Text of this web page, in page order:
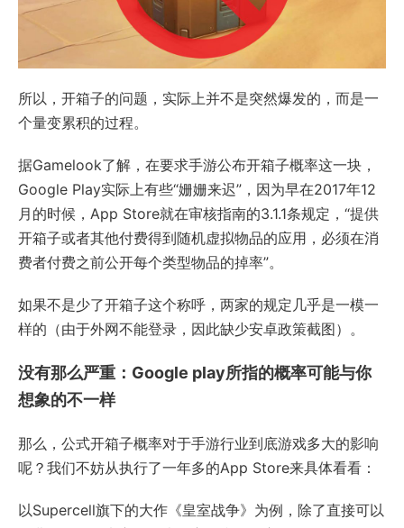
所以，开箱子的问题，实际上并不是突然爆发的，而是一
个量变累积的过程。
据Gamelook了解，在要求手游公布开箱子概率这一块，
Google Play实际上有些“姗姗来迟”，因为早在2017年12
月的时候，App Store就在审核指南的3.1.1条规定，“提供
开箱子或者其他付费得到随机虚拟物品的应用，必须在消
费者付费之前公开每个类型物品的掉率”。
如果不是少了开箱子这个称呼，两家的规定几乎是一模一
样的（由于外网不能登录，因此缺少安卓政策截图）。
没有那么严重：Google play所指的概率可能与你
想象的不一样
那么，公式开箱子概率对于手游行业到底游戏多大的影响
呢？我们不妨从执行了一年多的App Store来具体看看：
以Supercell旗下的大作《皇室战争》为例，除了直接可以